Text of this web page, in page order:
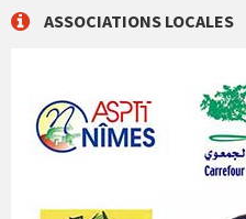
ASSOCIATIONS LOCALES